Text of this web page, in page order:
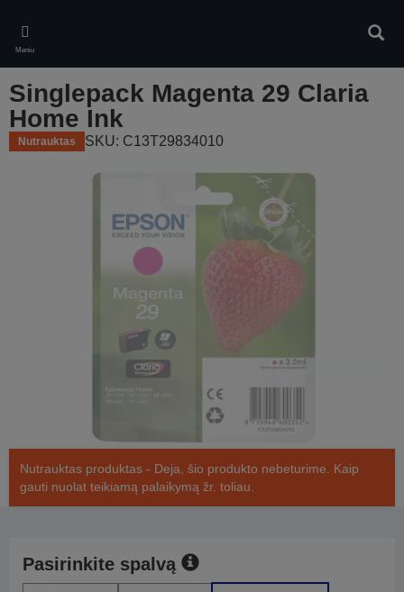
main
content
Meniu
Singlepack Magenta 29 Claria
Home Ink
Nutrauktas SKU: C13T29834010
Nutrauktas produktas - Deja, šio produkto nebeturime. Kaip
gauti nuolat teikiamą palaikymą žr. toliau.
Pasirinkite spalvą